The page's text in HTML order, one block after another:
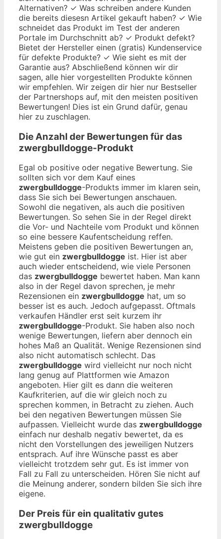
Alternativen? ✓ Was schreiben andere Kunden
die bereits diesesn Artikel gekauft haben? ✓ Wie
schneidet das Produkt im Test der anderen
Portale im Durchschnitt ab? ✓ Produkt defekt?
Bietet der Hersteller einen (gratis) Kundenservice
für defekte Produkte? ✓ Wie sieht es mit der
Garantie aus? Abschließend können wir dir
sagen, alle hier vorgestellten Produkte können
wir empfehlen. Wir zeigen dir hier nur Bestseller
der Partnershops auf, mit den meisten positiven
Bewertungen! Dies ist ein Grund dafür, genau
hier zu zuschlagen.
Die Anzahl der Bewertungen für das
zwergbulldogge-Produkt
Egal ob positive oder negative Bewertung. Sie
sollten sich vor dem Kauf eines
zwergbulldogge-Produkts immer im klaren sein,
dass Sie sich bei Bewertungen anschauen.
Sowohl die negativen, als auch die positiven
Bewertungen. So sehen Sie in der Regel direkt
die Vor- und Nachteile vom Produkt und können
so eine bessere Kaufentscheidung reffen.
Meistens geben die positiven Bewertungen an,
wie gut ein zwergbulldogge ist. Hier ist aber
auch wieder entscheidend, wie viele Personen
das zwergbulldogge bewertet haben. Man kann
also in der Regel davon sprechen, je mehr
Rezensionen ein zwergbulldogge hat, um so
besser ist es auch. Jedoch aufgepasst. Oftmals
verkaufen Händler erst seit kurzem ihr
zwergbulldogge-Produkt. Sie haben also noch
wenige Bewertungen, liefern aber dennoch ein
hohes Maß an Qualität. Wenige Rezensionen sind
also nicht automatisch schlecht. Das
zwergbulldogge wird vielleicht nur noch nicht
lang genug auf Plattformen wie Amazon
angeboten. Hier gilt es dann die weiteren
Kaufkriterien, auf die wir gleich noch zu
sprechen kommen, in Betracht zu ziehen. Auch
bei den negativen Bewertungen müssen Sie
aufpassen. Vielleicht wurde das zwergbulldogge
einfach nur deshalb negativ bewertet, da es
nicht den Vorstellungen des jeweiligen Nutzers
entsprach. Auf ihre Wünsche passt es aber
vielleicht trotzdem sehr gut. Es ist immer von
Fall zu Fall zu unterscheiden. Hören Sie nicht auf
die Meinung anderer, sondern bilden Sie sich ihre
eigene.
Der Preis für ein qualitativ gutes
zwergbulldogge